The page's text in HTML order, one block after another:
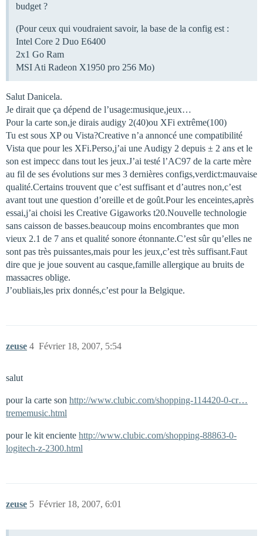
budget ?
(Pour ceux qui voudraient savoir, la base de la config est :
Intel Core 2 Duo E6400
2x1 Go Ram
MSI Ati Radeon X1950 pro 256 Mo)
Salut Danicela.
Je dirait que ça dépend de l’usage:musique,jeux…
Pour la carte son,je dirais audigy 2(40)ou XFi extrême(100)
Tu est sous XP ou Vista?Creative n’a annoncé une compatibilité
Vista que pour les XFi.Perso,j’ai une Audigy 2 depuis ± 2 ans et le
son est impecc dans tout les jeux.J’ai testé l’AC97 de la carte mère
au fil de ses évolutions sur mes 3 dernières configs,verdict:mauvaise
qualité.Certains trouvent que c’est suffisant et d’autres non,c’est
avant tout une question d’oreille et de goût.Pour les enceintes,après
essai,j’ai choisi les Creative Gigaworks t20.Nouvelle technologie
sans caisson de basses.beaucoup moins encombrantes que mon
vieux 2.1 de 7 ans et qualité sonore étonnante.C’est sûr qu’elles ne
sont pas très puissantes,mais pour les jeux,c’est très suffisant.Faut
dire que je joue souvent au casque,famille allergique au bruits de
massacres oblige.
J’oubliais,les prix donnés,c’est pour la Belgique.
zeuse Février 18, 2007, 5:54
4
salut
pour la carte son http://www.clubic.com/shopping-114420-0-cr…
trememusic.html
pour le kit enciente http://www.clubic.com/shopping-88863-0-
logitech-z-2300.html
zeuse Février 18, 2007, 6:01
5